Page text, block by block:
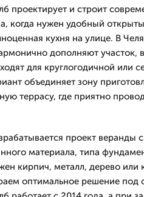
и строит
когда нужен удобный
кухня на улице. В
дополняют участок,
для круглогодичной или
объединяет зону
террасу, где приятно
проект веранды
материала, типа
кирпич, металл, дерево или
оптимальное решение под